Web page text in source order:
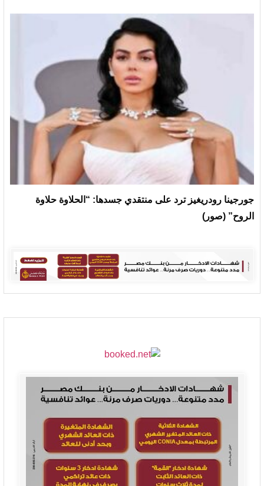
جورجينا رودريغيز ترد على منتقدي جسدها: “الحلاوة حلاوة
الروح” (صور)